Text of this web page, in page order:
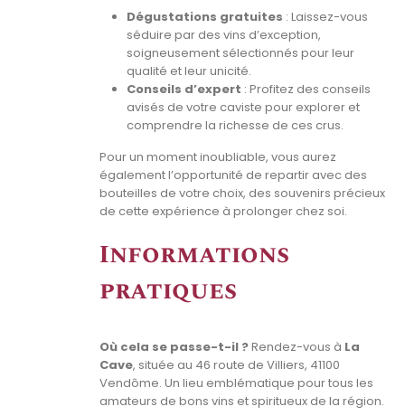
Dégustations gratuites : Laissez-vous
séduire par des vins d’exception,
soigneusement sélectionnés pour leur
qualité et leur unicité.
Conseils d’expert : Profitez des conseils
avisés de votre caviste pour explorer et
comprendre la richesse de ces crus.
Pour un moment inoubliable, vous aurez
également l’opportunité de repartir avec des
bouteilles de votre choix, des souvenirs précieux
de cette expérience à prolonger chez soi.
Informations
pratiques
Où cela se passe-t-il ?Rendez-vous à La
Cave, située au 46 route de Villiers, 41100
Vendôme. Un lieu emblématique pour tous les
amateurs de bons vins et spiritueux de la région.